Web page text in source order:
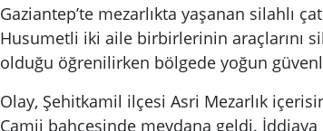
Gaziantep’te mezarlıkta yaşanan silahlı
Husumetli iki aile birbirlerinin araçlarını
olduğu öğrenilirken bölgede yoğun
Olay, Şehitkamil ilçesi Asri Mezarlık
Camii bahçesinde meydana geldi.